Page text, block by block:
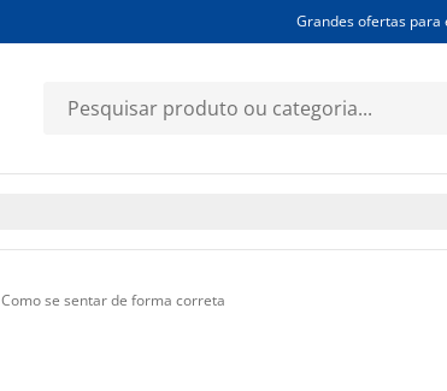
Grandes ofertas para
Como se sentar de forma correta